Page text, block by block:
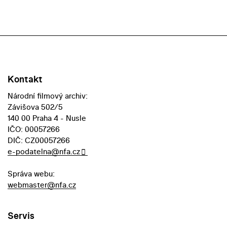
Kontakt
Národní filmový archiv:
Závišova 502/5
140 00 Praha 4 - Nusle
IČO: 00057266
DIČ: CZ00057266
e-podatelna@nfa.cz
Správa webu:
webmaster@nfa.cz
Servis